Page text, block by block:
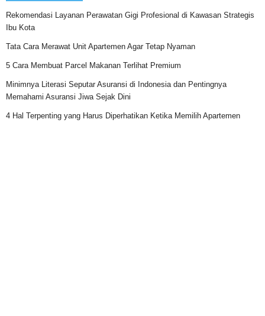
Rekomendasi Layanan Perawatan Gigi Profesional di Kawasan Strategis
Ibu Kota
Tata Cara Merawat Unit Apartemen Agar Tetap Nyaman
5 Cara Membuat Parcel Makanan Terlihat Premium
Minimnya Literasi Seputar Asuransi di Indonesia dan Pentingnya
Memahami Asuransi Jiwa Sejak Dini
4 Hal Terpenting yang Harus Diperhatikan Ketika Memilih Apartemen